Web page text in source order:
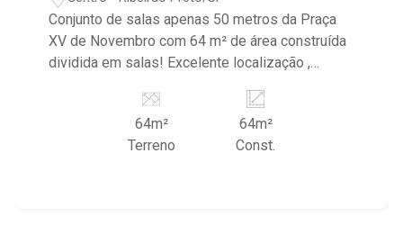
Conjunto de salas apenas 50 metros da Praça
XV de Novembro com 64 m² de área construída
dividida em salas! Excelente localização ,
Gerônimo Gonçalves e Independência, comercio
local, escola, supermercado, academia, igrejas,
região com grande fluxos de pessoas e carros
64m²
Terreno
64m²
Const.